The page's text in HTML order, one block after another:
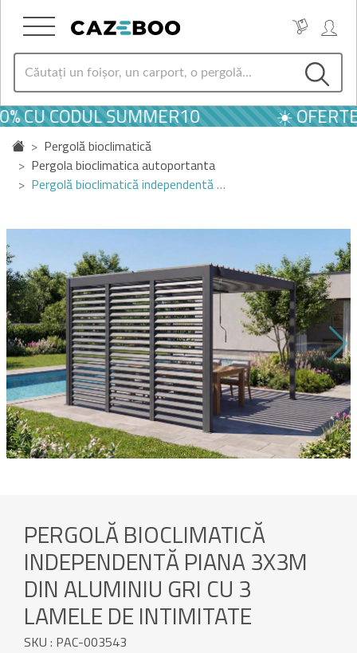
CU CODUL SUMMER10 ☀️ OFERTE
Pergolă bioclimatică
Pergola bioclimatica autoportanta
Pergolă bioclimatică independentă …
PERGOLĂ BIOCLIMATICĂ
INDEPENDENTĂ PIANA 3X3M
DIN ALUMINIU GRI CU 3
LAMELE DE INTIMITATE
SKU : PAC-003543